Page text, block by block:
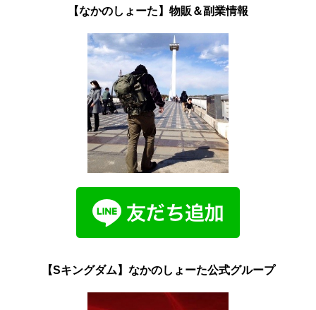
【なかのしょーた】物販＆副業情報
【Sキングダム】なかのしょーた公式グループ